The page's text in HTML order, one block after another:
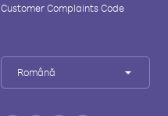
Customer Complaints Code
Română